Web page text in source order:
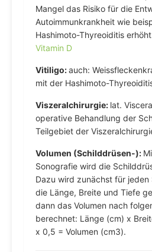
Mangel das Risiko für die
Autoimmunkrankheit wie
Hashimoto-Thyreoiditis
Vitamin D
Vitiligo:auch:
mit der Hashimoto-
Viszeralchirurgie: lat.
operative Behandlung der
Teilgebiet der
Volumen (Schilddrüsen-):
Sonografie wird die
Dazu wird zunächst für
die Länge, Breite und Tiefe
dann das Volumen nach
berechnet: Länge (cm) x
x 0,5 = Volumen (cm3).